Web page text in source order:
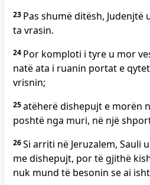
23 Pas shumë ditësh,
ta vrasin.
24 Por komploti i tyre u mor
natë ata i ruanin portat e
vrisnin;
25atëherë dishepujt e morën
poshtë nga muri, në një
26Si arriti në Jeruzalem, Sauli
me dishepujt, por të gjithë
nuk mund të besonin se ai